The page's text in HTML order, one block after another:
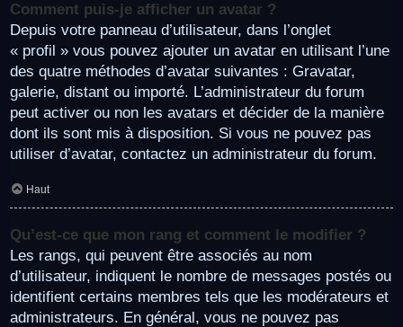
Comment puis-je afficher un avatar ?
Depuis votre panneau d’utilisateur, dans l’onglet
« profil » vous pouvez ajouter un avatar en utilisant l’une
des quatre méthodes d’avatar suivantes : Gravatar,
galerie, distant ou importé. L’administrateur du forum
peut activer ou non les avatars et décider de la manière
dont ils sont mis à disposition. Si vous ne pouvez pas
utiliser d’avatar, contactez un administrateur du forum.
Haut
Qu’est-ce que mon rang et comment le modifier ?
Les rangs, qui peuvent être associés au nom
d’utilisateur, indiquent le nombre de messages postés ou
identifient certains membres tels que les modérateurs et
administrateurs. En général, vous ne pouvez pas